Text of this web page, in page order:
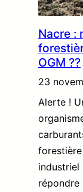
Nacre :
OGM ??
23
Alerte !
industriel
répondre